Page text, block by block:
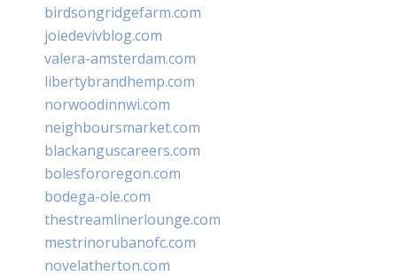
birdsongridgefarm.com
joiedevivblog.com
valera-amsterdam.com
libertybrandhemp.com
norwoodinnwi.com
neighboursmarket.com
blackanguscareers.com
bolesfororegon.com
bodega-ole.com
thestreamlinerlounge.com
mestrinorubanofc.com
novelatherton.com